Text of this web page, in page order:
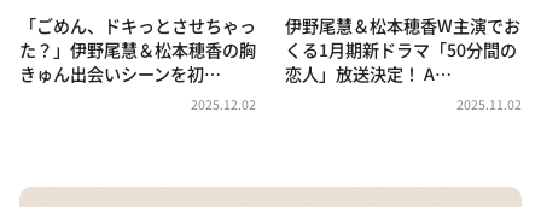
news おかえり
河合＆A.B.C-Z塚田×福井アナ「なんでやねん！？」
（news おかえり）
「ごめん、ドキっとさせちゃっ
た？」伊野尾慧＆松本穂香の胸
きゅん出会いシーンを初…
2025.12.02
伊野尾慧＆松本穂香W主演でお
くる1月期新ドラマ「50分間の
恋人」放送決定！ A…
2025.11.02